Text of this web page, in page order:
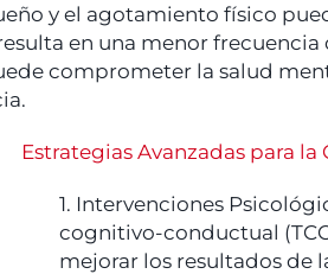
y el agotamiento físico
en una menor
comprometer la salud
Estrategias Avanzadas para
1. Intervenciones
cognitivo-conductual
mejorar los resultados de